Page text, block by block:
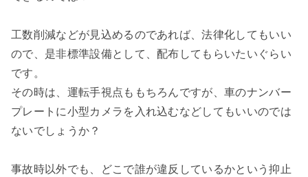
工数削減などが見込めるのであれば、法律化してもいい
ので、是非標準設備として、配布してもらいたいぐらい
です。
その時は、運転手視点ももちろんですが、車のナンバー
プレートに小型カメラを入れ込むなどしてもいいのでは
ないでしょうか？
事故時以外でも、どこで誰が違反しているかという抑止